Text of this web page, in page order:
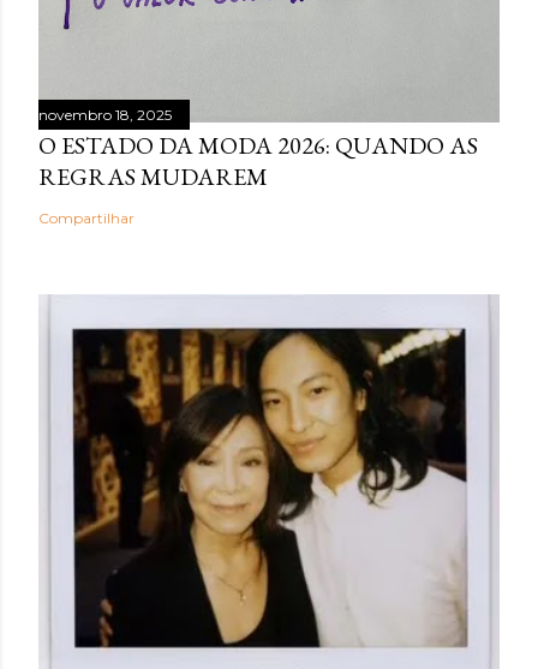
novembro 18, 2025
O ESTADO DA MODA 2026: QUANDO AS
REGRAS MUDAREM
Compartilhar